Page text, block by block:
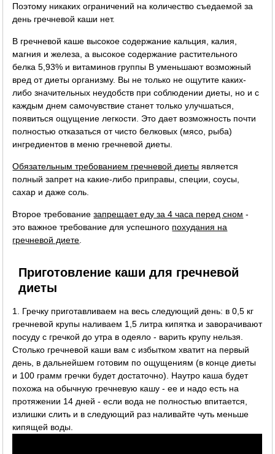
Поэтому никаких ограничений на количество съедаемой за
день гречневой каши нет.
В гречневой каше высокое содержание кальция, калия,
магния и железа, а высокое содержание растительного
белка 5,93% и витаминов группы B уменьшают возможный
вред от диеты организму. Вы не только не ощутите каких-
либо значительных неудобств при соблюдении диеты, но и с
каждым днем самочувствие станет только улучшаться,
появиться ощущение легкости. Это дает возможность почти
полностью отказаться от чисто белковых (мясо, рыба)
ингредиентов в меню гречневой диеты.
Обязательным требованием гречневой диеты является
полный запрет на какие-либо приправы, специи, соусы,
сахар и даже соль.
Второе требованиезапрещает еду за 4 часа перед сном -
это важное требование для успешного похудания на
гречневой диете
Приготовление каши для гречневой
диеты
1. Гречку приготавливаем на весь следующий день: в 0,5 кг
гречневой крупы наливаем 1,5 литра кипятка и заворачивают
посуду с гречкой до утра в одеяло - варить крупу нельзя.
Столько гречневой каши вам с избытком хватит на первый
день, в дальнейшем готовим по ощущениям (в конце диеты
и 100 грамм гречки будет достаточно). Наутро каша будет
похожа на обычную гречневую кашу - ее и надо есть на
протяжении 14 дней - если вода не полностью впитается,
излишки слить и в следующий раз наливайте чуть меньше
кипящей воды.